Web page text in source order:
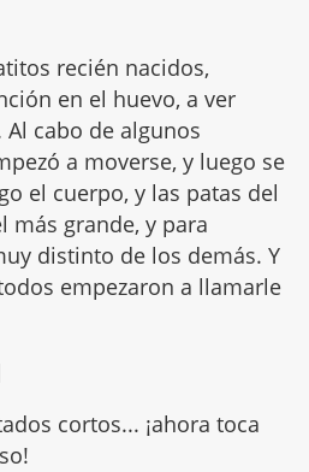
recién nacidos,
en el huevo, a ver
cabo de algunos
a moverse, y luego se
el cuerpo, y las patas del
más grande, y para
distinto de los demás. Y
empezaron a llamarle
cortos... ¡ahora toca